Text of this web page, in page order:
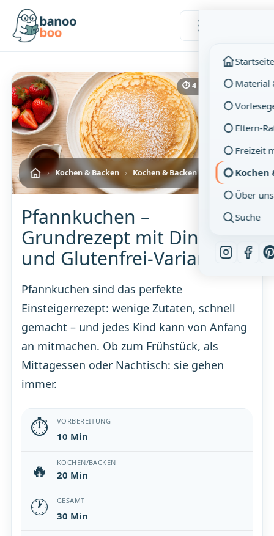
Startseite
Material
Eltern-
Freizeit
Kochen
Über uns
Suche
› Kochen & Backen › Kochen & Backen mit Kindern
⏱ 4 Min. Lesezeit
Pfannkuchen –
Grundrezept mit Dinkel-
und Glutenfrei-Variante
Pfannkuchen sind das perfekte
Einsteigerrezept: wenige Zutaten, schnell
gemacht – und jedes Kind kann von Anfang
an mitmachen. Ob zum Frühstück, als
Mittagessen oder Nachtisch: sie gehen
immer.
⏱ VORBEREITUNG
10 Min
🔥 KOCHEN/BACKEN
20 Min
🕐 GESAMT
30 Min